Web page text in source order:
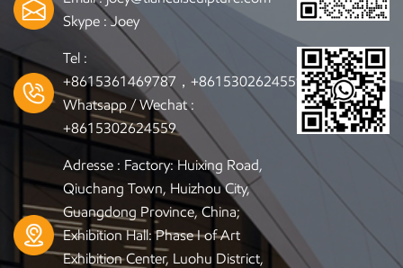
Skype :Joey
Tel :
+8615361469787，+8615302624559
Whatsapp / Wechat :
+8615302624559
Adresse : Factory: Huixing Road,
Qiuchang Town, Huizhou City,
Guangdong Province, China;
Exhibition Hall: Phase I of Art
Exhibition Center, Luohu District,